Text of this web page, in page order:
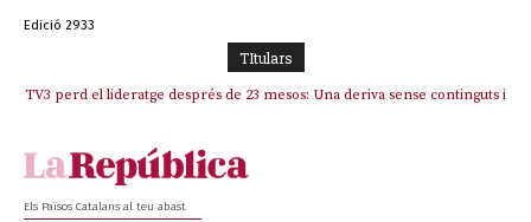
Edició 2933
TItulars
TV3 perd el lideratge després de 23 mesos: Una deriva sense continguts i
Indignació i denúncia contundent per un nou atac als drets lingüístics i a
Els Països Catalans al teu abast